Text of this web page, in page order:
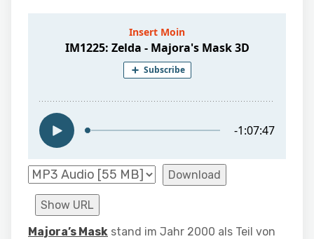
Download
Show URL
Majora’s Mask stand im Jahr 2000 als Teil von